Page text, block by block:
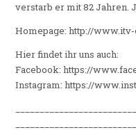
verstarb er mit 82 Jahren.
Homepage: http://
Hier findet ihr uns auch:
Facebook: https://
Instagram: https://